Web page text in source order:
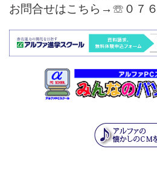
お問合せはこちら→☏０７